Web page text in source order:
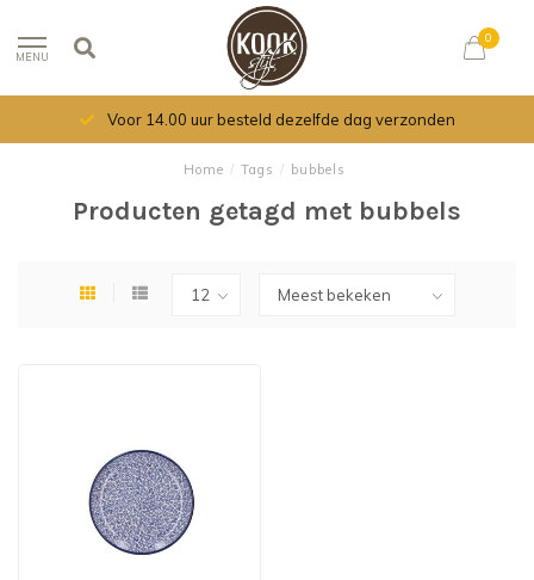
MENU
0
Voor 14.00 uur besteld dezelfde dag verzonden
Home / Tags / bubbels
Producten getagd met bubbels